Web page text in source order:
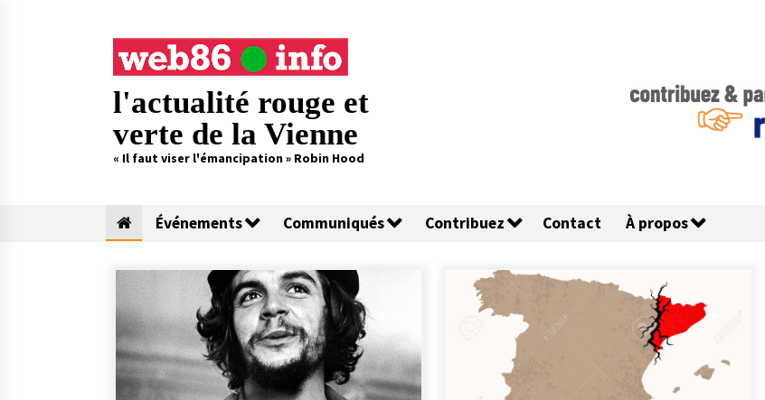
l'actualité rouge et
verte de la Vienne
« Il faut viser l'émancipation » Robin Hood
Événements Communiqués Contribuez Contact À propos